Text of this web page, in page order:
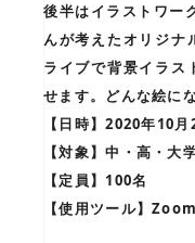
後半はイラストワー
んが考えたオリジナ
ライブで背景イラス
せます。どんな絵に
【日時】2020年10
【対象】中・高・大
【定員】100名
【使用ツール】Zoom